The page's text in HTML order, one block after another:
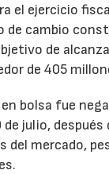
el ejercicio
de cambio
de
de 405
bolsa fue
julio, después
mercado,